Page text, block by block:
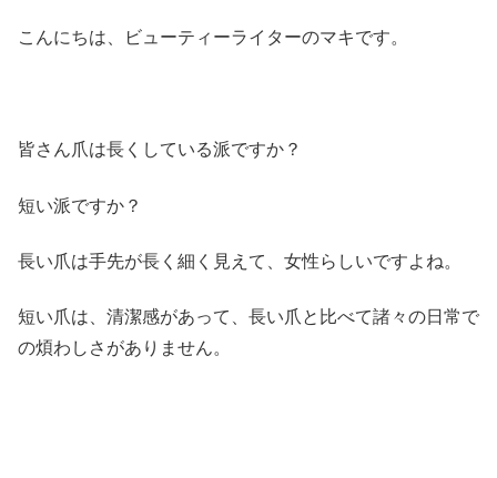
こんにちは、ビューティーライターのマキです。
皆さん爪は長くしている派ですか？
短い派ですか？
長い爪は手先が長く細く見えて、女性らしいですよね。
短い爪は、清潔感があって、長い爪と比べて諸々の日常で
の煩わしさがありません。